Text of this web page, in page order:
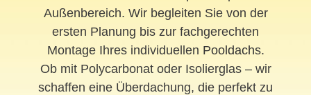
Außenbereich. Wir begleiten Sie von der
ersten Planung bis zur fachgerechten
Montage Ihres individuellen Pooldachs.
Ob mit Polycarbonat oder Isolierglas – wir
schaffen eine Überdachung, die perfekt zu